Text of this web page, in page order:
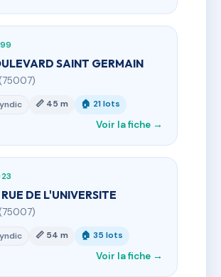
SAINT GERMAIN
(75007)
📏 45 m 🏠 21 lots
Voir la fiche →
DE L'UNIVERSITE
(75007)
📏 54 m 🏠 35 lots
Voir la fiche →